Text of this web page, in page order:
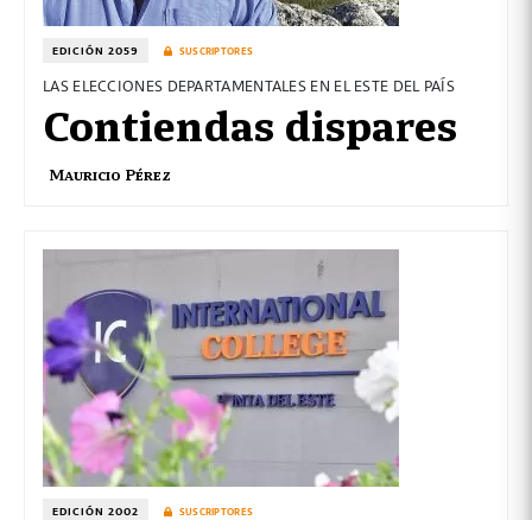
EDICIÓN 2059 SUSCRIPTORES
LAS ELECCIONES DEPARTAMENTALES EN EL ESTE DEL PAÍS
Contiendas dispares
Mauricio Pérez
EDICIÓN 2002 SUSCRIPTORES